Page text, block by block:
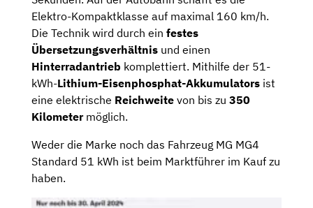
Elektro-Kompaktklasse auf maximal 160 km/h.
Die Technik wird durch ein festes
Übersetzungsverhältnis und einen
Hinterradantrieb komplettiert. Mithilfe der 51-
kWh-Lithium-Eisenphosphat-Akkumulators ist
eine elektrische Reichweite von bis zu 350
Kilometer möglich.
Weder die Marke noch das Fahrzeug MG MG4
Standard 51 kWh ist beim Marktführer im Kauf zu
haben.